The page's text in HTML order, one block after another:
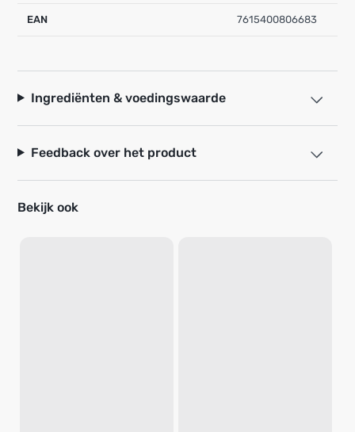
EAN 7615400806683
Ingrediënten & voedingswaarde
Feedback over het product
Bekijk ook